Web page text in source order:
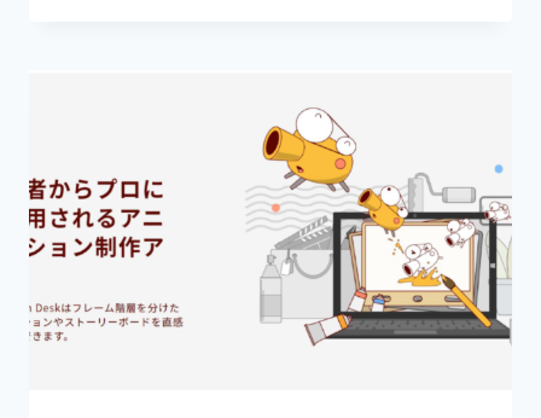
く
際
の
ツ
や